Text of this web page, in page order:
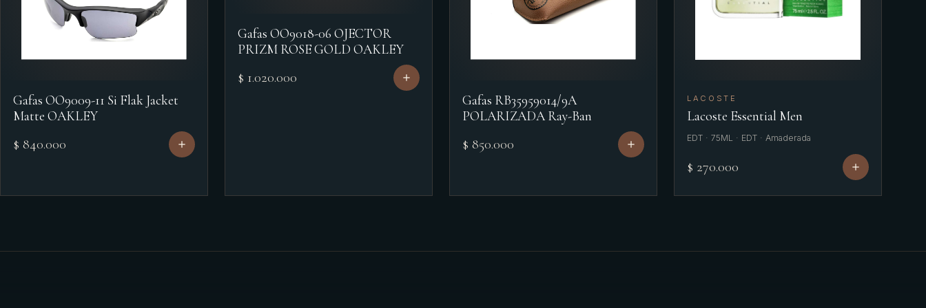
Gafas OO9009-11 Si Flak Jacket
Matte OAKLEY
$ 840.000
Gafas OO9018-06 OJECTOR
PRIZM ROSE GOLD OAKLEY
$ 1.020.000
Gafas RB35959014/9A
POLARIZADA Ray-Ban
$ 850.000
LACOSTE
Lacoste Essential Men
EDT · 75ML · EDT · Amaderada
$ 270.000